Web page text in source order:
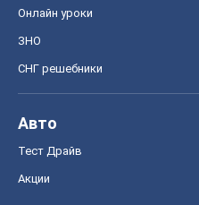
Онлайн уроки
ЗНО
СНГ решебники
Авто
Тест Драйв
Акции